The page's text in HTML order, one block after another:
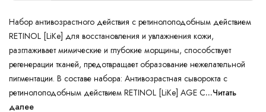
Набор антивозрастного действия с ретинолоподобным действием
RETINOL [LiKe] для восстановления и увлажнения кожи,
разглаживает мимические и глубокие морщины, способствует
регенерации тканей, предотвращает образование нежелательной
пигментации. В составе набора: Антивозрастная сыворокта с
ретинолоподобным действием RETINOL [LiKe] AGE C...Читать
далее